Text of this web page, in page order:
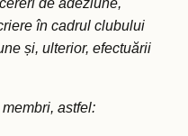
de adeziune,
în cadrul clubului
și, ulterior, efectuării
astfel: